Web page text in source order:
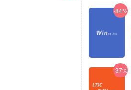
-84%
-37%